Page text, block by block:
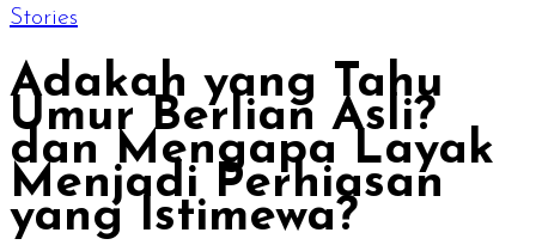
Stories
Adakah yang Tahu
Umur Berlian Asli?
dan Mengapa Layak
Menjadi Perhiasan
yang Istimewa?